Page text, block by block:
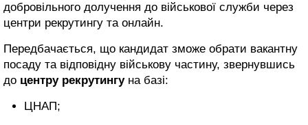
добровільного долучення до військової служби через
центри рекрутингу та онлайн.
Передбачається, що кандидат зможе обрати вакантну
посаду та відповідну військову частину, звернувшись
до центру рекрутингуна базі:
ЦНАП;